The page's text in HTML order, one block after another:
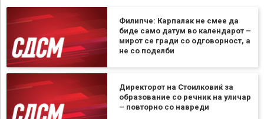
Филипче: Карпалак не смее да
биде само датум во календарот –
мирот се гради со одговорност, а
не со поделби
Директорот на Стоилковиќ за
образование со речник на уличар
– повторно со навреди